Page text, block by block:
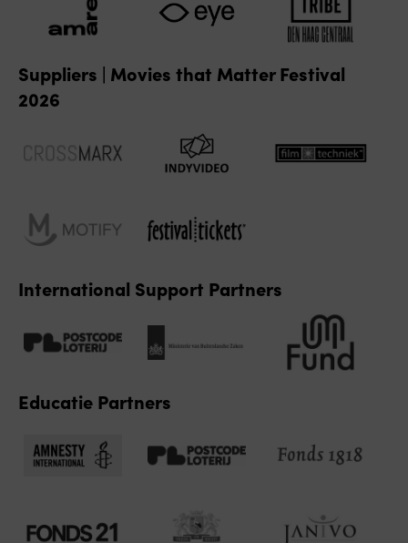
Suppliers | Movies that Matter Festival
2026
International Support Partners
Educatie Partners